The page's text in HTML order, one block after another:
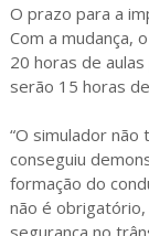
O prazo para a
Com a mudança,
20 horas de
serão 15 horas
“O simulador não
conseguiu
formação do
não é
segurança no